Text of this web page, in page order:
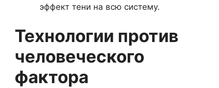
эффект тени на всю систему.
Технологии против
человеческого
фактора